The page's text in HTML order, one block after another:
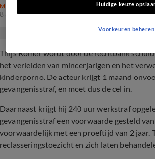
MISDAAD
8 aug 2023, 13:27
Thijs Römer wordt door de rechtbank
het verleiden van minderjarigen en het
kinderporno. De acteur krijgt 1 maand
gevangenisstraf, en moet dus de cel in.
Daarnaast krijgt hij 240 uur werkstraf
gevangenisstraf een voorwaarde gesteld
voorwaardelijk met een proeftijd van 2 jaar.
reclasseringstoezicht en zich laten
Huidige keuze
Voorkeuren beheren